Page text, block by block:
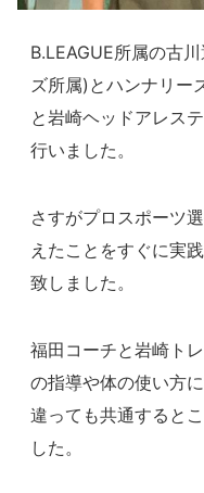
B.LEAGUE所属の古
ズ所属)とハンナリー
と岩崎ヘッドアレス
行いました。
さすがプロスポーツ
えたことをすぐに実
致しました。
福田コーチと岩崎ト
の指導や体の使い方
違っても共通すると
した。